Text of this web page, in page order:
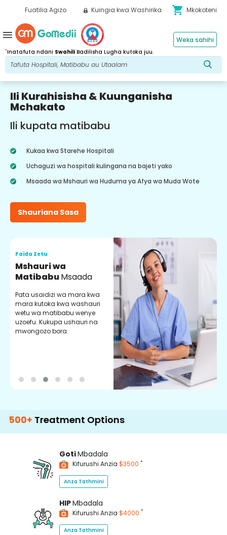
Fuatilia Agizo Kuingia kwa Washirika shopping_cart Mkokoteni
*Inatafuta ndani Swahili Badilisha Lugha kutoka juu.
Weka sahihi
menu
Ili Kurahisisha & Kuunganisha
Mchakato
Ili kupata matibabu
Kukaa kwa Starehe Hospitali
Uchaguzi wa hospitali kulingana na bajeti yako
Msaada wa Mshauri wa Huduma ya Afya wa Muda Wote
Shauriana Sasa
Faida Zetu
Mshauri wa
MatibabuMsaada
Pata usaidizi wa mara kwa
mara kutoka kwa washauri
wetu wa matibabu wenye
uzoefu. Kukupa ushauri na
mwongozo bora.
Treatment Options
GotiMbadala
Kifurushi Anzia $3500 *
Anza Tathmini
HIPMbadala
Kifurushi Anzia $4000 *
Anza Tathmini